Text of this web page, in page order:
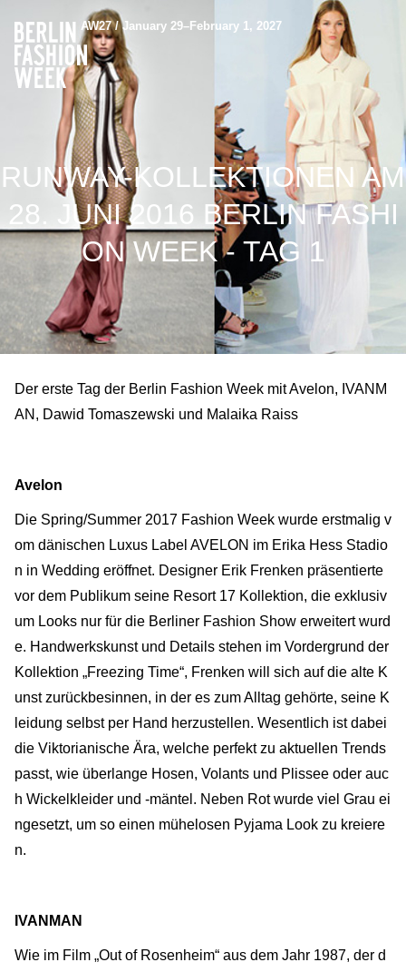
AW27 / January 29–February 1, 2027
RUNWAY-KOLLEKTIONEN AM
28. JUNI 2016 BERLIN FASHI
ON WEEK - TAG 1
Der erste Tag der Berlin Fashion Week mit Avelon, IVANM
AN, Dawid Tomaszewski und Malaika Raiss
Avelon
Die Spring/Summer 2017 Fashion Week wurde erstmalig v
om dänischen Luxus Label AVELON im Erika Hess Stadio
n in Wedding eröffnet. Designer Erik Frenken präsentierte
vor dem Publikum seine Resort 17 Kollektion, die exklusiv
um Looks nur für die Berliner Fashion Show erweitert wurd
e. Handwerkskunst und Details stehen im Vordergrund der
Kollektion „Freezing Time“, Frenken will sich auf die alte K
unst zurückbesinnen, in der es zum Alltag gehörte, seine K
leidung selbst per Hand herzustellen. Wesentlich ist dabei
die Viktorianische Ära, welche perfekt zu aktuellen Trends
passt, wie überlange Hosen, Volants und Plissee oder auc
h Wickelkleider und -mäntel. Neben Rot wurde viel Grau ei
ngesetzt, um so einen mühelosen Pyjama Look zu kreiere
n.
IVANMAN
Wie im Film „Out of Rosenheim“ aus dem Jahr 1987, der d